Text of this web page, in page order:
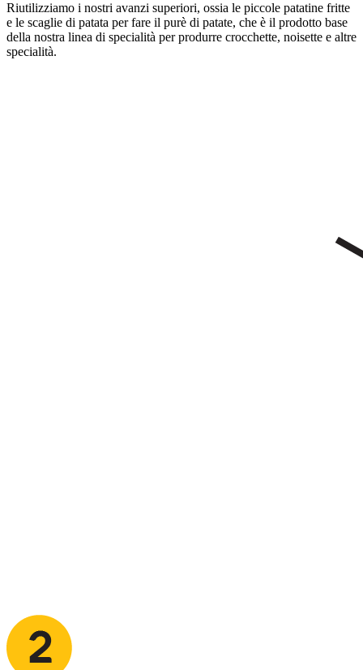
Riutilizziamo i nostri avanzi superiori, ossia le piccole patatine fritte
e le scaglie di patata per fare il purè di patate, che è il prodotto base
della nostra linea di specialità per produrre crocchette, noisette e altre
specialità.